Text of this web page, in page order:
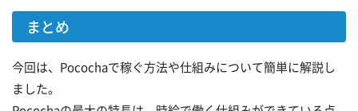
まとめ
今回は、Pocochaで稼ぐ方法や仕組みについて簡単に解説し
ました。